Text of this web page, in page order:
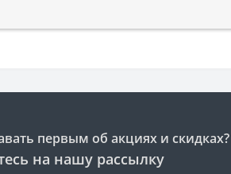
первым об акциях и скидках?
на нашу рассылку